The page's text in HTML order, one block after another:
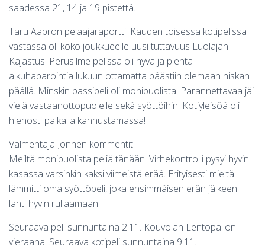
saadessa 21, 14 ja 19 pistettä.
Taru Aapron pelaajaraportti: Kauden toisessa kotipelissä
vastassa oli koko joukkueelle uusi tuttavuus Luolajan
Kajastus. Perusilme pelissä oli hyvä ja pientä
alkuhaparointia lukuun ottamatta päästiin olemaan niskan
päällä. Minskin passipeli oli monipuolista. Parannettavaa jäi
vielä vastaanottopuolelle sekä syöttöihin. Kotiyleisöä oli
hienosti paikalla kannustamassa!
Valmentaja Jonnen kommentit:
Meiltä monipuolista peliä tänään. Virhekontrolli pysyi hyvin
kasassa varsinkin kaksi viimeistä erää. Erityisesti mieltä
lämmitti oma syöttöpeli, joka ensimmäisen erän jälkeen
lähti hyvin rullaamaan.
Seuraava peli sunnuntaina 2.11. Kouvolan Lentopallon
vieraana. Seuraava kotipeli sunnuntaina 9.11.